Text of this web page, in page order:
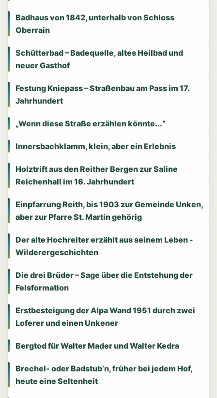
Badhaus von 1842, unterhalb von Schloss
Oberrain
Schütterbad – Badequelle, altes Heilbad und
neuer Gasthof
Festung Kniepass – Straßenbau am Pass im 17.
Jahrhundert
„Wenn diese Straße erzählen könnte...“
Innersbachklamm, klein, aber ein Erlebnis
Holztrift aus den Reither Bergen zur Saline
Reichenhall im 16. Jahrhundert
Einpfarrung Reith, bis 1903 zur Gemeinde Unken,
aber zur Pfarre St. Martin gehörig
Der alte Hochreiter erzählt aus seinem Leben -
Wilderergeschichten
Die drei Brüder – Sage über die Entstehung der
Felsformation
Erstbesteigung der Alpa Wand 1951 durch zwei
Loferer und einen Unkener
Bergtod für Walter Mader und Walter Kedra
Brechel- oder Badstub’n, früher bei jedem Hof,
heute eine Seltenheit